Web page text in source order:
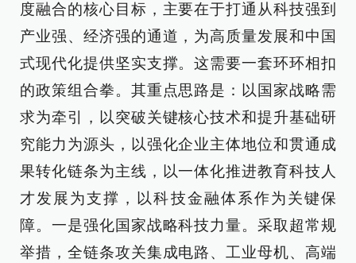
度融合的核心目标，主要在于打通从科技强到
产业强、经济强的通道，为高质量发展和中国
式现代化提供坚实支撑。这需要一套环环相扣
的政策组合拳。其重点思路是：以国家战略需
求为牵引，以突破关键核心技术和提升基础研
究能力为源头，以强化企业主体地位和贯通成
果转化链条为主线，以一体化推进教育科技人
才发展为支撑，以科技金融体系作为关键保
障。一是强化国家战略科技力量。采取超常规
举措，全链条攻关集成电路、工业母机、高端